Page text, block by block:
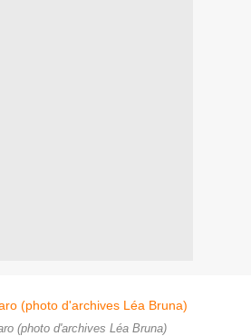
(photo d'archives Léa Bruna)